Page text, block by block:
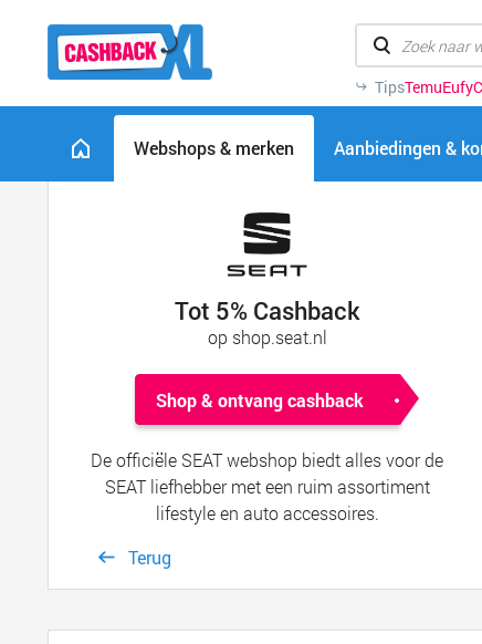
TipsTemuEufy
Webshops & merken Aanbiedingen &
Tot 5% Cashback
op shop.seat.nl
Shop & ontvang cashback
De officiële SEAT webshop biedt alles voor de
SEAT liefhebber met een ruim assortiment
lifestyle en auto accessoires.
Terug